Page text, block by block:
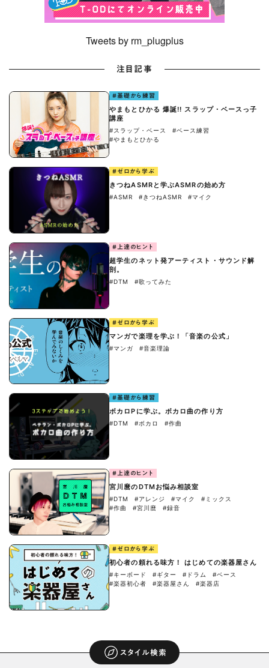
Tweets by rm_plugplus
注目記事
#基礎から練習
やまもとひかる 爆誕!! スラップ・ベースっ子
講座
#スラップ・ベース
#ベース練習
#やまもとひかる
#ゼロから学ぶ
きつねASMRと学ぶASMRの始め方
#ASMR #きつねASMR #マイク
#上達のヒント
超学生のネット発アーティスト・サウンド解
剖。
#DTM #歌ってみた
#ゼロから学ぶ
マンガで楽理を学ぶ！「音楽の公式」
#マンガ #音楽理論
#基礎から練習
ボカロPに学ぶ。ボカロ曲の作り方
#DTM #ボカロ #作曲
#上達のヒント
宮川麿のDTMお悩み相談室
#DTM #アレンジ #マイク
#ミックス
#作曲
#宮川麿 #録音
#ゼロから学ぶ
初心者の頼れる味方！ はじめての楽器屋さん
#キーボード #ギター #ドラム
#ベース
#楽器初心者
#楽器屋さん #楽器店
スタイル検索